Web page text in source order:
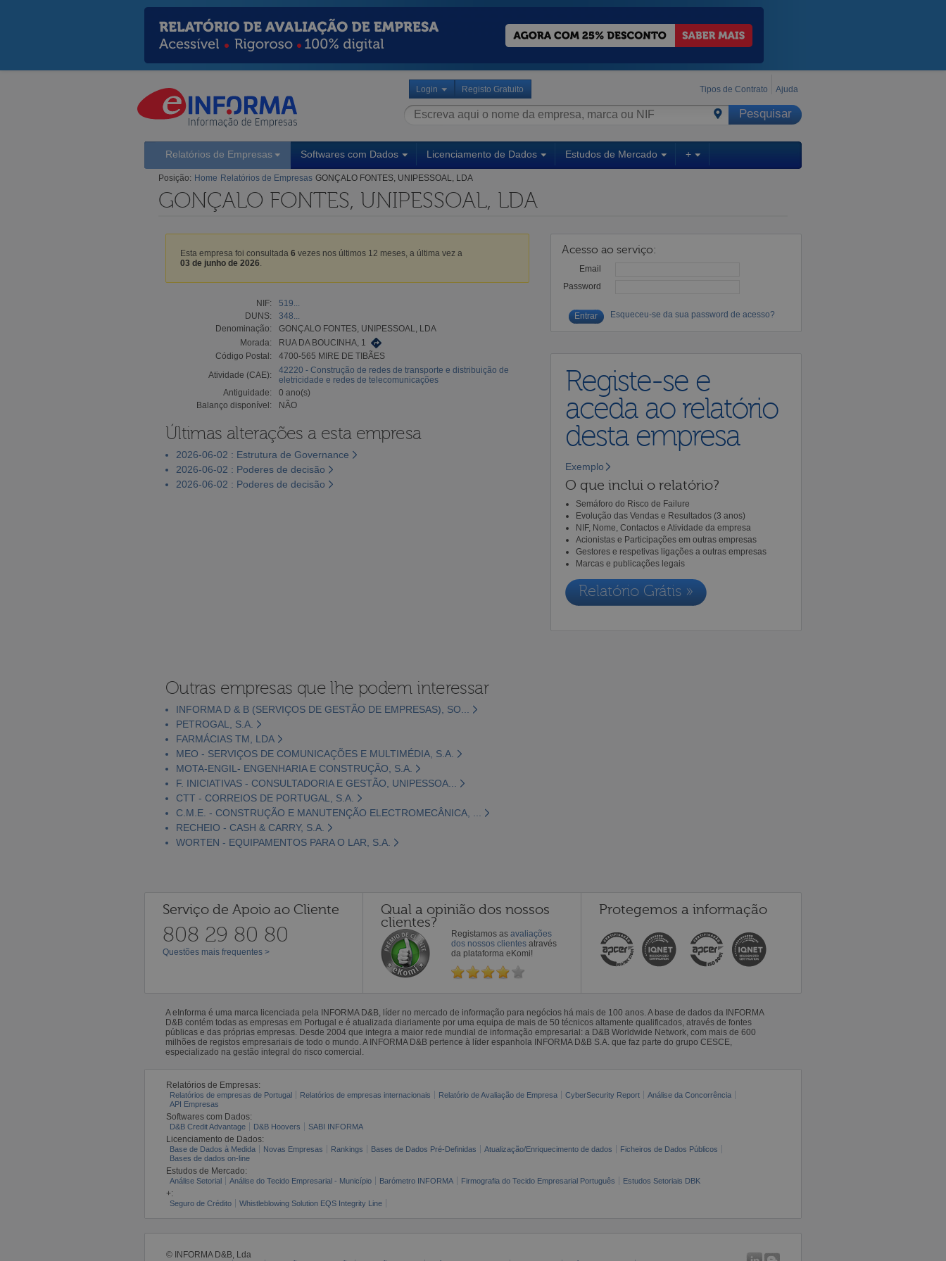
Login Registo Gratuito Tipos de Contrato Ajuda
Relatórios de Empresas Softwares com Dados Licenciamento de Dados Estudos de Mercado +
Posição: Home Relatórios de Empresas GONÇALO FONTES, UNIPESSOAL, LDA
GONÇALO FONTES, UNIPESSOAL, LDA
Esta empresa foi consultada 6 vezes nos últimos 12 meses, a última vez a
03 de junho de 2026
NIF:
519...
DUNS:
348...
Denominação:
GONÇALO FONTES, UNIPESSOAL, LDA
Morada:
RUA DA BOUCINHA, 1
Código Postal:
4700-565 MIRE DE TIBÃES
Atividade (CAE):
42220 - Construção de redes de transporte e distribuição de
eletricidade e redes de telecomunicações
Antiguidade:
0 ano(s)
Balanço disponível:
NÃO
Últimas alterações a esta empresa
2026-06-02 : Estrutura de Governance
2026-06-02 : Poderes de decisão
2026-06-02 : Poderes de decisão
Acesso ao serviço:
Email
Password
Esqueceu-se da sua password de acesso?
Registe-se e
aceda ao relatório
desta empresa
Exemplo
O que inclui o relatório?
Semáforo do Risco de Failure
Evolução das Vendas e Resultados (3 anos)
NIF, Nome, Contactos e Atividade da empresa
Acionistas e Participações em outras empresas
Gestores e respetivas ligações a outras empresas
Marcas e publicações legais
Relatório Grátis »
Outras empresas que lhe podem interessar
INFORMA D & B (SERVIÇOS DE GESTÃO DE EMPRESAS), SO...
PETROGAL, S.A.
FARMÁCIAS TM, LDA
MEO - SERVIÇOS DE COMUNICAÇÕES E MULTIMÉDIA, S.A.
MOTA-ENGIL- ENGENHARIA E CONSTRUÇÃO, S.A.
F. INICIATIVAS - CONSULTADORIA E GESTÃO, UNIPESSOA...
CTT - CORREIOS DE PORTUGAL, S.A.
C.M.E. - CONSTRUÇÃO E MANUTENÇÃO ELECTROMECÂNICA, ...
RECHEIO - CASH & CARRY, S.A.
WORTEN - EQUIPAMENTOS PARA O LAR, S.A.
Serviço de Apoio ao Cliente
808 29 80 80
Questões mais frequentes >
Qual a opinião dos nossos
clientes?
Registamos as avaliações
dos nossos clientes através
da plataforma eKomi!
Protegemos a informação
A eInforma é uma marca licenciada pela INFORMA D&B, líder no mercado de informação para negócios há mais de 100 anos. A base de dados da INFORMA
D&B contém todas as empresas em Portugal e é atualizada diariamente por uma equipa de mais de 50 técnicos altamente qualificados, através de fontes
públicas e das próprias empresas. Desde 2004 que integra a maior rede mundial de informação empresarial: a D&B Worldwide Network, com mais de 600
milhões de registos empresariais de todo o mundo. A INFORMA D&B pertence à líder espanhola INFORMA D&B S.A. que faz parte do grupo CESCE,
especializado na gestão integral do risco comercial.
Relatórios de Empresas:
Relatórios de empresas de Portugal Relatórios de empresas internacionais Relatório de Avaliação de Empresa CyberSecurity Report
Análise da Concorrência
API Empresas
Softwares com Dados:
D&B Credit Advantage D&B Hoovers SABI INFORMA
Licenciamento de Dados:
Base de Dados à Medida Novas Empresas Rankings Bases de Dados Pré-Definidas Atualização/Enriquecimento de dados
Ficheiros de Dados Públicos
Bases de dados on-line
Estudos de Mercado:
Análise Setorial Análise do Tecido Empresarial - Município Barómetro INFORMA Firmografia do Tecido Empresarial Português Estudos Setoriais DBK
+:
Seguro de Crédito Whistleblowing Solution EQS Integrity Line
© INFORMA D&B, Lda